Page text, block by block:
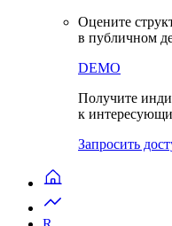
Оцените
в публичном
DEMO
Получите
к
Запросить